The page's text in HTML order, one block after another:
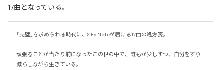
17曲となっている。
「完璧」を求められる時代に、Sky Noteが届ける17曲の処方箋。
頑張ることが当たり前になったこの世の中で、誰もが少しずつ、自分をすり
減らしながら生きている。